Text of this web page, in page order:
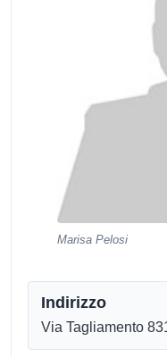
Marisa Pelosi
Indirizzo
Via Tagliamento